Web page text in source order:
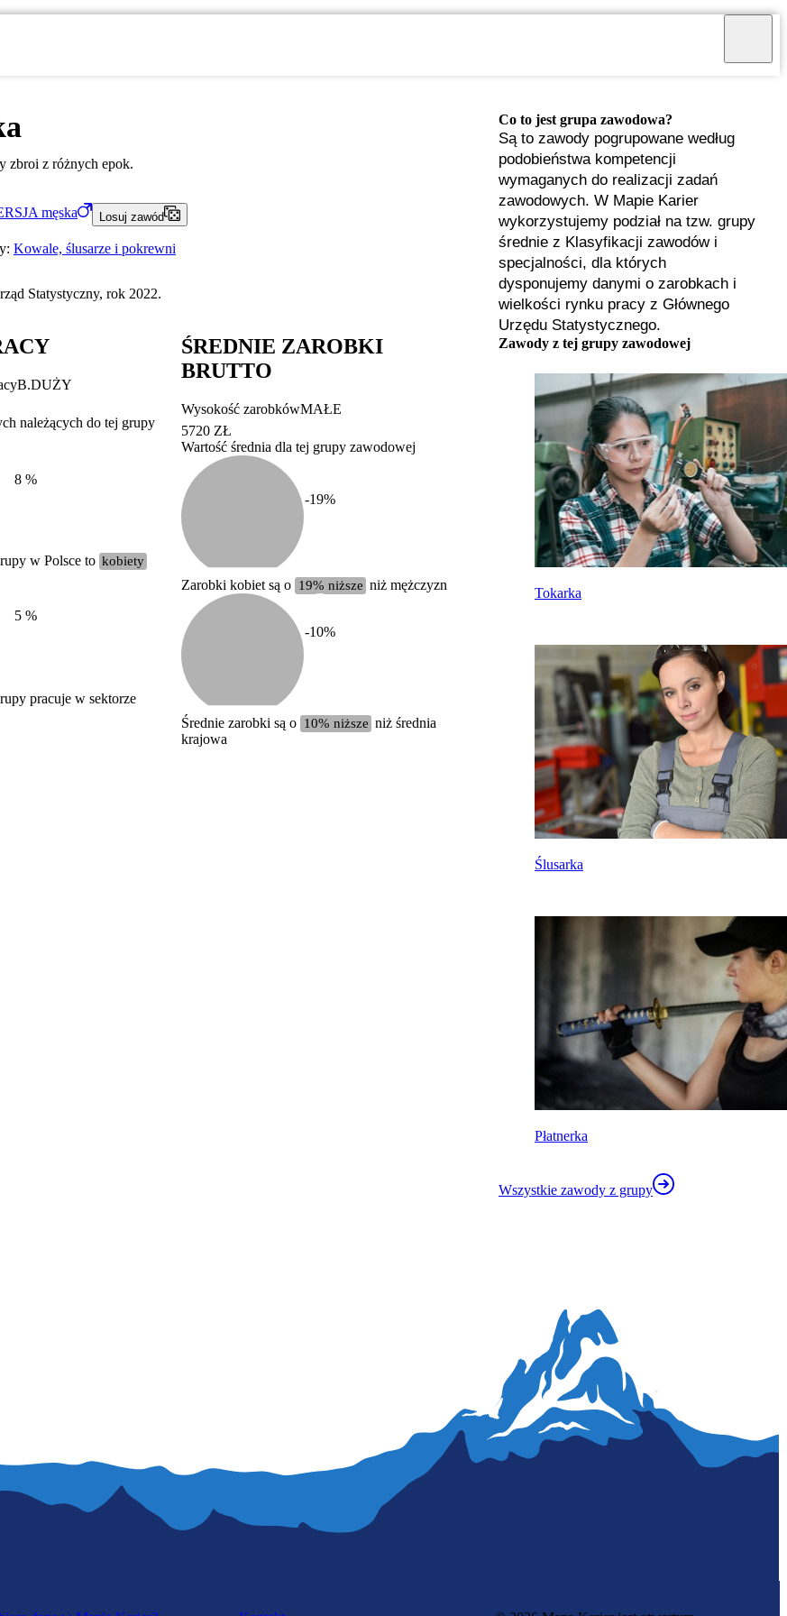
zbroi z różnych epok.
męska Losuj zawód
Kowale, ślusarze i pokrewni
Statystyczny, rok 2022.
Struktura wynagrodzeń
według zawodów, 2022
B.DUŻY
należących do tej grupy
8 %
w Polsce to kobiety
5 %
pracuje w sektorze
ŚREDNIE ZAROBKI
BRUTTO
całkowite wynagrodzenie
miesięczne brutto nie dla tego zawodu, lecz
uśrednione dla wszystkich zawodów z grupy,
do której należy ten zawód według Głównego
Urzędu Statystycznego Struktura wynagrodzeń
według zawodów, 2022
poniżej 4500 zł
4500 zł – 5999 zł
6000 zł – 7499 zł
7500 zł – 8999 zł
9000 zł i więcej
kalkulatora wynagrodzeń
Wysokość zarobkówMAŁE
5720 ZŁ
Wartość średnia dla tej grupy zawodowej
-19%
Zarobki kobiet są o 19% niższe niż mężczyzn
-10%
Średnie zarobki są o 10% niższe niż średnia
krajowa
Co to jest grupa zawodowa?
Są to zawody pogrupowane według
podobieństwa kompetencji
wymaganych do realizacji zadań
zawodowych. W Mapie Karier
wykorzystujemy podział na tzw. grupy
średnie z Klasyfikacji zawodów i
specjalności, dla których
dysponujemy danymi o zarobkach i
wielkości rynku pracy z Głównego
Urzędu Statystycznego.
Zawody z tej grupy zawodowej
Tokarka
Ślusarka
Płatnerka
Wszystkie zawody z grupy